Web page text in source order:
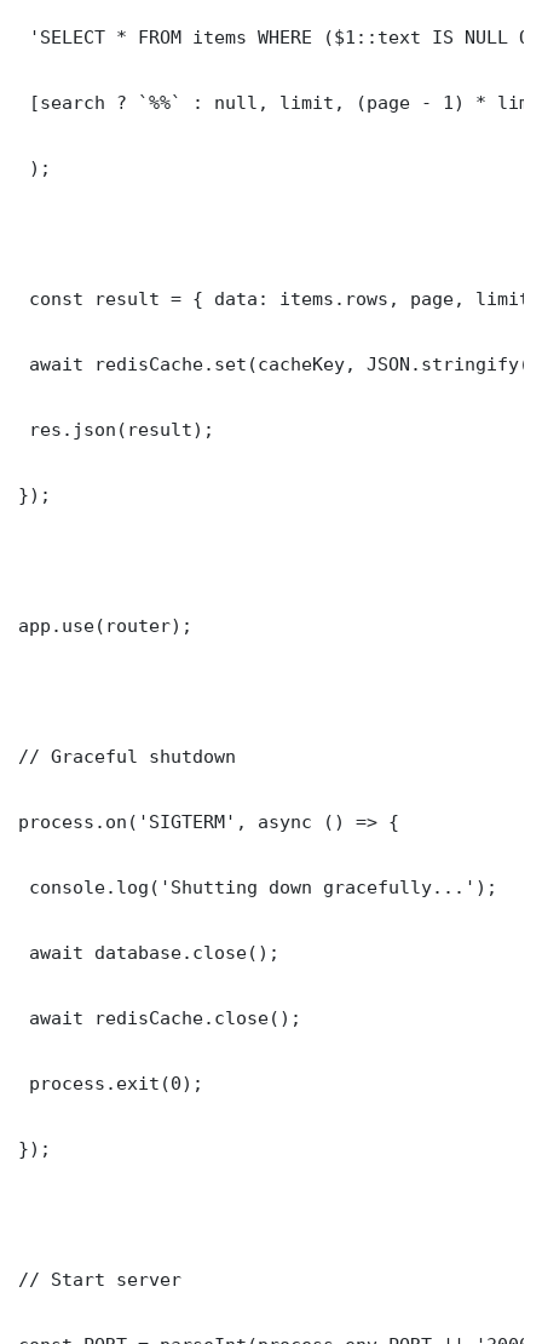
'SELECT * FROM items WHERE ($1::text IS NULL
[search ? `%%` : null, limit, (page - 1) *
);
const result = { data: items.rows, page,
await redisCache.set(cacheKey,
res.json(result);
});
app.use(router);
// Graceful shutdown
process.on('SIGTERM', async () => {
console.log('Shutting down gracefully...');
await database.close();
await redisCache.close();
process.exit(0);
});
// Start server